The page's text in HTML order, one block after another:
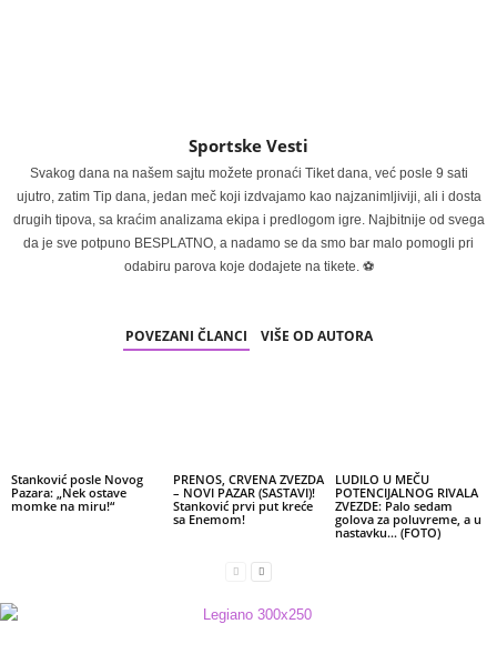
Sportske Vesti
Svakog dana na našem sajtu možete pronaći Tiket dana, već posle 9 sati
ujutro, zatim Tip dana, jedan meč koji izdvajamo kao najzanimljiviji, ali i dosta
drugih tipova, sa kraćim analizama ekipa i predlogom igre. Najbitnije od svega
da je sve potpuno BESPLATNO, a nadamo se da smo bar malo pomogli pri
odabiru parova koje dodajete na tikete. ⚽
POVEZANI ČLANCI VIŠE OD AUTORA
Stanković posle Novog
Pazara: „Nek ostave
momke na miru!“
PRENOS, CRVENA ZVEZDA
– NOVI PAZAR (SASTAVI)!
Stanković prvi put kreće
sa Enemom!
LUDILO U MEČU
POTENCIJALNOG RIVALA
ZVEZDE: Palo sedam
golova za poluvreme, a u
nastavku… (FOTO)